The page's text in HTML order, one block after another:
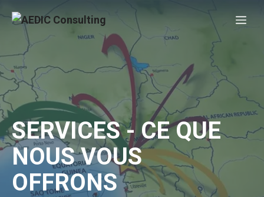
contenu
SERVICES - CE QUE
NOUS VOUS
OFFRONS